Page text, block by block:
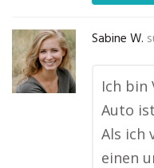
Sabine W.
Ich bin
Auto
Als ich
einen